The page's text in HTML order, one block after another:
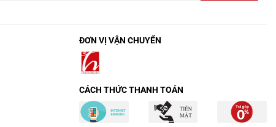
ĐƠN VỊ VẬN CHUYỂN
CÁCH THỨC THANH TOÁN